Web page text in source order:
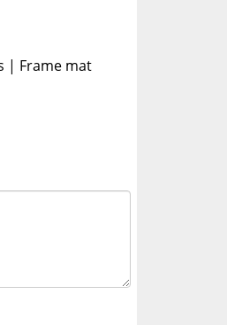
| Frame mat